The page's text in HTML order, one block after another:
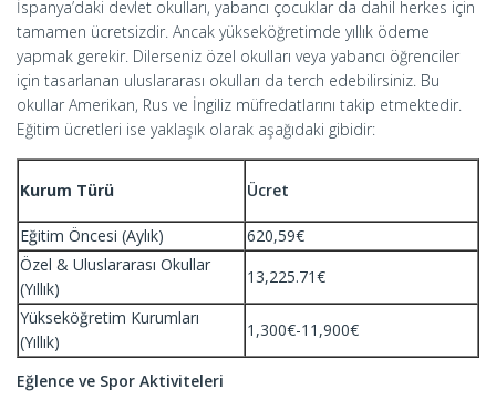
İspanya’daki devlet okulları, yabancı çocuklar da dahil herkes için
tamamen ücretsizdir. Ancak yükseköğretimde yıllık ödeme
yapmak gerekir. Dilerseniz özel okulları veya yabancı öğrenciler
için tasarlanan uluslararası okulları da terch edebilirsiniz. Bu
okullar Amerikan, Rus ve İngiliz müfredatlarını takip etmektedir.
Eğitim ücretleri ise yaklaşık olarak aşağıdaki gibidir:
Kurum Türü Ücret
Eğitim Öncesi (Aylık)
620,59€
Özel & Uluslararası Okullar
(Yıllık)
13,225.71€
Yükseköğretim Kurumları
(Yıllık)
1,300€-11,900€
Eğlence ve Spor Aktiviteleri